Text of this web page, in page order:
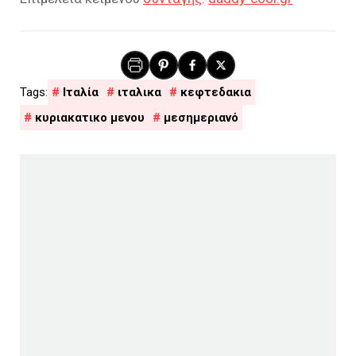
Ιταλία ιταλικα
κεφτεδακια
κυριακατικο μενου
μεσημεριανό